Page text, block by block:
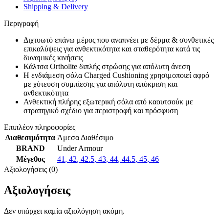
Shipping & Delivery
Περιγραφή
Διχτυωτό επάνω μέρος που αναπνέει με δέρμα & συνθετικές
επικαλύψεις για ανθεκτικότητα και σταθερότητα κατά τις
δυναμικές κινήσεις
Κάλτσα Ortholite διπλής στρώσης για απόλυτη άνεση
Η ενδιάμεση σόλα Charged Cushioning χρησιμοποιεί αφρό
με χύτευση συμπίεσης για απόλυτη απόκριση και
ανθεκτικότητα
Ανθεκτική πλήρης εξωτερική σόλα από καουτσούκ με
στρατηγικό σχέδιο για περιστροφή και πρόσφυση
Επιπλέον πληροφορίες
Διαθεσιμότητα Άμεσα Διαθέσιμο
BRAND
Under Armour
Μέγεθος
41 , 42, 42.5, 43, 44, 44.5, 45, 46
Αξιολογήσεις (0)
Αξιολογήσεις
Δεν υπάρχει καμία αξιολόγηση ακόμη.